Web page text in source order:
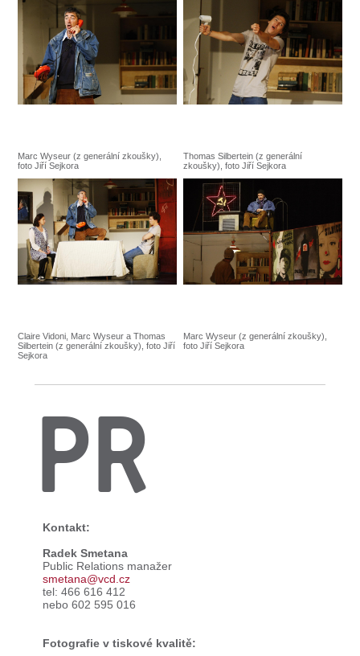
Marc Wyseur (z generální zkoušky),
foto Jiří Sejkora
Thomas Silbertein (z generální
zkoušky), foto Jiří Sejkora
Claire Vidoni, Marc Wyseur a Thomas
Silbertein (z generální zkoušky), foto Jiří
Sejkora
Marc Wyseur (z generální zkoušky),
foto Jiří Sejkora
PR
Kontakt:
Radek Smetana
Public Relations manažer
smetana@vcd.cz
tel: 466 616 412
nebo 602 595 016
Fotografie v tiskové kvalitě: